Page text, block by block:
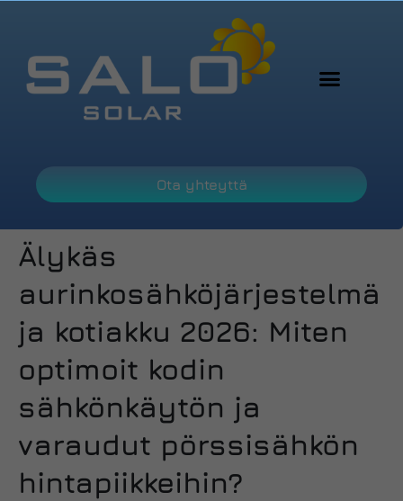
Ota yhteyttä
Älykäs
aurinkosähköjärjestelmä
ja kotiakku 2026: Miten
optimoit kodin
sähkönkäytön ja
varaudut pörssisähkön
hintapiikkeihin?